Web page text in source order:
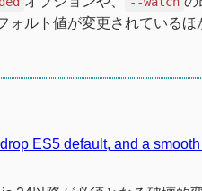
ォルト値が変更されているほ
ES5 default, and a smooth